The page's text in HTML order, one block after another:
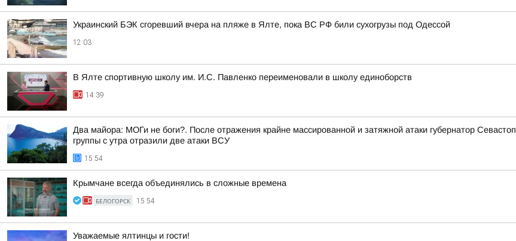
Украинский БЭК сгоревший вчера на пляже в Ялте, пока ВС РФ били сухогрузы под Одессой
12:03
В Ялте спортивную школу им. И.С. Павленко переименовали в школу единоборств
14:39
Два майора: МОГи не боги?. После отражения крайне массированной и затяжной атаки губернатор
группы с утра отразили две атаки ВСУ
15:54
Крымчане всегда объединялись в сложные времена
БЕЛОГОРСК 15:54
Уважаемые ялтинцы и гости!